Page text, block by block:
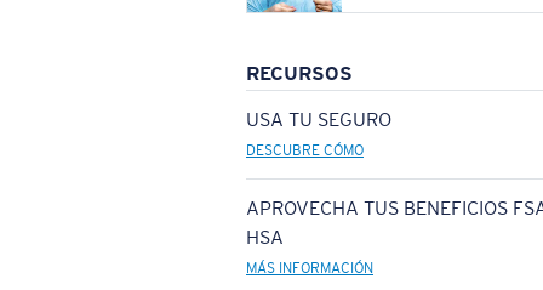
RECURSOS
USA TU SEGURO
DESCUBRE CÓMO
APROVECHA TUS BENEFICIOS
HSA
MÁS INFORMACIÓN